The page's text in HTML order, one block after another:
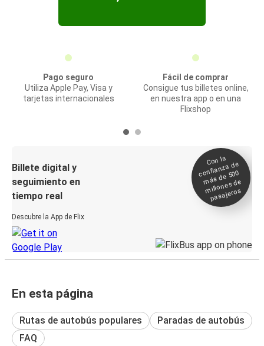
Pago seguro
Utiliza Apple Pay, Visa y
tarjetas internacionales
Fácil de comprar
Consigue tus billetes online,
en nuestra app o en una
Flixshop
Billete digital y
seguimiento en
tiempo real
Descubre la App de Flix
Con la
confianza de
más de 500
millones de
pasajeros
En esta página
Rutas de autobús populares
Paradas de autobús
FAQ